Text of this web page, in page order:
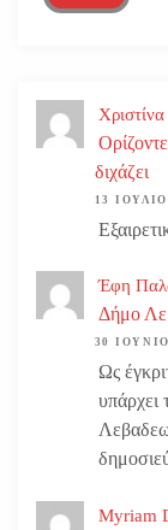
διχάζει
13
Έφη
Δήμο
30
Ως
Myriam